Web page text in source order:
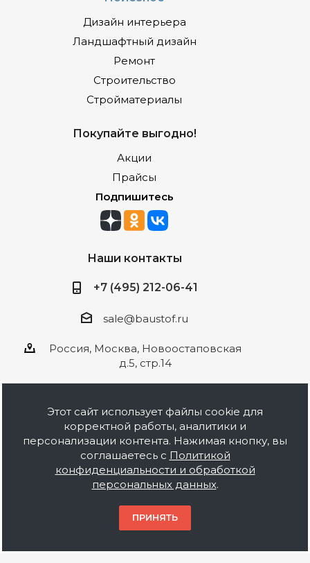
Дизайн интерьера
Ландшафтный дизайн
Ремонт
Строительство
Стройматериалы
Покупайте выгодно!
Акции
Прайсы
Подпишитесь
Наши контакты
+7 (495) 212-06-41
sale@baustof.ru
Россия, Москва, Новоостаповская
д.5, стр.14
2026 © ООО Баустов. Собственное
производство лакокрасочной продукции,
оптовая и розничная продажа строительных
материалов, комплектация объектов под ключ.
Информация на сайте носит ознакомительный
характер и не является публичной офертой.
Этот сайт использует файлы cookie для
корректной работы, аналитики и
персонализации контента. Нажимая кнопку, вы
соглашаетесь с Политикой
конфиденциальности и обработкой
персональных данных.
ПРИНЯТЬ